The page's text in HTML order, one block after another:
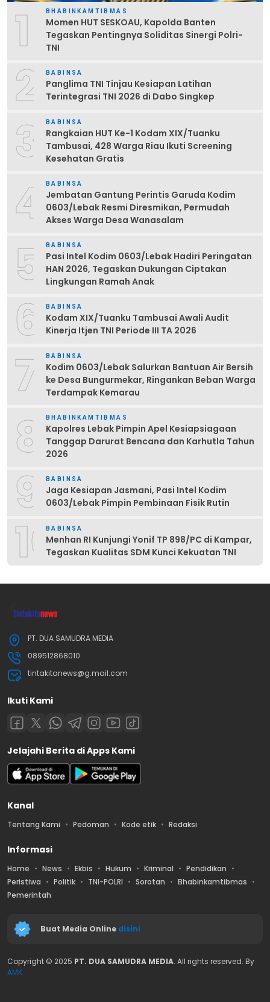
1 BHABINKAMTIBMAS
Momen HUT SESKOAU, Kapolda Banten
Tegaskan Pentingnya Soliditas Sinergi Polri-
TNI
2 BABINSA
Panglima TNI Tinjau Kesiapan Latihan
Terintegrasi TNI 2026 di Dabo Singkep
3 BABINSA
Rangkaian HUT Ke-1 Kodam XIX/Tuanku
Tambusai, 428 Warga Riau Ikuti Screening
Kesehatan Gratis
4 BABINSA
Jembatan Gantung Perintis Garuda Kodim
0603/Lebak Resmi Diresmikan, Permudah
Akses Warga Desa Wanasalam
5 BABINSA
Pasi Intel Kodim 0603/Lebak Hadiri Peringatan
HAN 2026, Tegaskan Dukungan Ciptakan
Lingkungan Ramah Anak
6 BABINSA
Kodam XIX/Tuanku Tambusai Awali Audit
Kinerja Itjen TNI Periode III TA 2026
7 BABINSA
Kodim 0603/Lebak Salurkan Bantuan Air Bersih
ke Desa Bungurmekar, Ringankan Beban Warga
Terdampak Kemarau
8 BHABINKAMTIBMAS
Kapolres Lebak Pimpin Apel Kesiapsiagaan
Tanggap Darurat Bencana dan Karhutla Tahun
2026
9 BABINSA
Jaga Kesiapan Jasmani, Pasi Intel Kodim
0603/Lebak Pimpin Pembinaan Fisik Rutin
10BABINSA
Menhan RI Kunjungi Yonif TP 898/PC di Kampar,
Tegaskan Kualitas SDM Kunci Kekuatan TNI
PT. DUA SAMUDRA MEDIA
089512868010
tintakitanews@g.mail.com
Ikuti Kami
Jelajahi Berita di Apps Kami
Kanal
Tentang Kami Pedoman Kode etik Redaksi
Informasi
Home News Ekbis Hukum Kriminal
Pendidikan
Peristiwa
Politik TNI-POLRI Sorotan
Bhabinkamtibmas
Pemerintah
Buat Media Online disini
Copyright © 2025 PT. DUA SAMUDRA MEDIA. All rights reserved. By
AMK